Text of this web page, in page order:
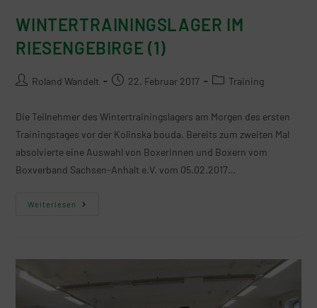
WINTERTRAININGSLAGER IM
RIESENGEBIRGE (1)
Roland Wandelt 22. Februar 2017 Training
Die Teilnehmer des Wintertrainingslagers am Morgen des ersten
Trainingstages vor der Kolinska bouda. Bereits zum zweiten Mal
absolvierte eine Auswahl von Boxerinnen und Boxern vom
Boxverband Sachsen-Anhalt e.V. vom 05.02.2017…
Weiterlesen